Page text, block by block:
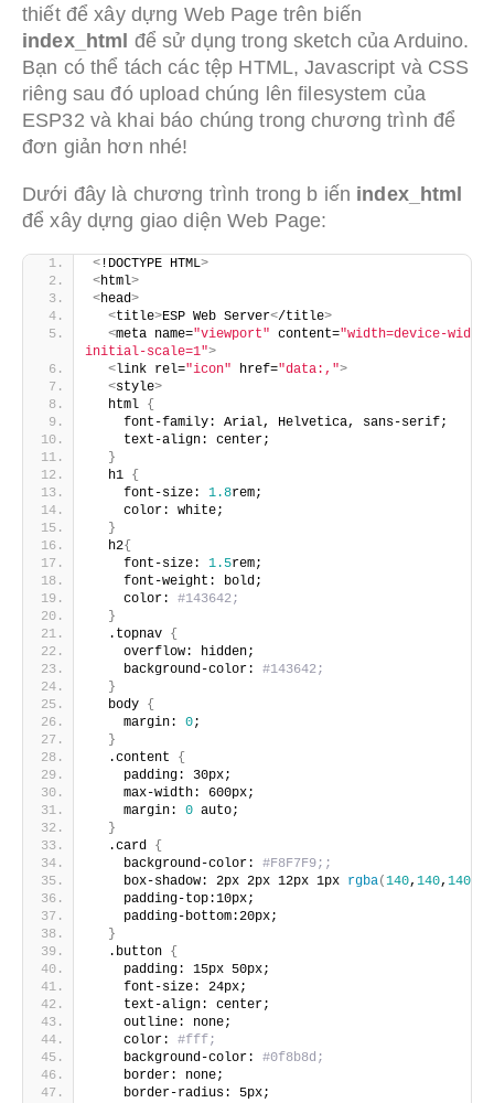
thiết để xây dựng Web Page trên biến
index_html để sử dụng trong sketch của Arduino.
Bạn có thể tách các tệp HTML, Javascript và CSS
riêng sau đó upload chúng lên filesystem của
ESP32 và khai báo chúng trong chương trình để
đơn giản hơn nhé!
Dưới đây là chương trình trong b iến index_html
để xây dựng giao diện Web Page:
< !DOCTYPE HTML>
<html>
<head>
<title>ESP Web Server</title>
<meta name="viewport" content="width=device-width,
initial-scale=1">
<link rel="icon" href="data:,">
<style>
  html
{
    font-family: Arial, Helvetica, sans-serif;
    text-align: center;
}
  h1
{
    font-size:
1.8rem;
    color: white;
}
  h2
{
    font-size:
1.5rem;
    font-weight: bold;
    color:
#143642;
}
  .topnav
{
    overflow: hidden;
    background-color:
#143642;
}
  body
{
    margin:
0;
}
  .content
{
    padding: 30px;
    max-width: 600px;
    margin:
0 auto;
}
  .card
{
    background-color:
#F8F7F9;;
    box-shadow: 2px 2px 12px 1px
rgba(140, 140, 140
    padding-top:10px;
    padding-bottom:20px;
}
  .button
{
    padding: 15px 50px;
    font-size: 24px;
    text-align: center;
    outline: none;
    color:
#fff;
    background-color:
#0f8b8d;
    border: none;
    border-radius: 5px;